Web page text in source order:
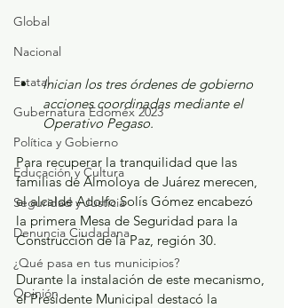
Global
Nacional
Estatal
Gubernatura Edoméx 2023
Política y Gobierno
Educación y Cultura
Seguridad y Justicia
Denuncia Ciudadana
¿Qué pasa en tus municipios?
Opinión
Inician los tres órdenes de gobierno
acciones coordinadas mediante el
Operativo Pegaso.
Para recuperar la tranquilidad que las
familias de Almoloya de Juárez merecen,
el alcalde Adolfo Solís Gómez encabezó
la primera Mesa de Seguridad para la
Construcción de la Paz, región 30.
Durante la instalación de este mecanismo,
el Presidente Municipal destacó la